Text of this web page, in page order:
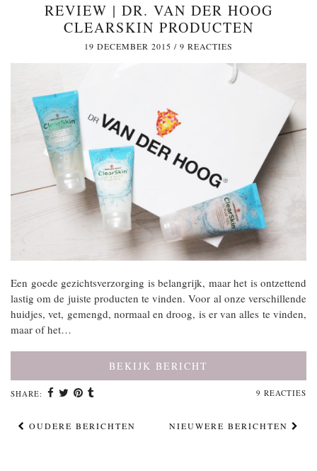
REVIEW | DR. VAN DER HOOG
CLEARSKIN PRODUCTEN
19 DECEMBER 2015 / 9 REACTIES
Een goede gezichtsverzorging is belangrijk, maar het is ontzettend
lastig om de juiste producten te vinden. Voor al onze verschillende
huidjes, vet, gemengd, normaal en droog, is er van alles te vinden,
maar of het…
BEKIJK BERICHT
SHARE: 9 REACTIES
OUDERE BERICHTEN NIEUWERE BERICHTEN